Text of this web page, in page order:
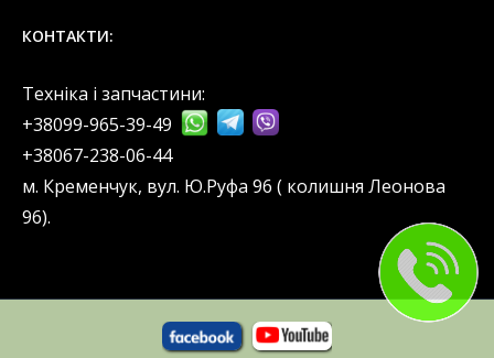
КОНТАКТИ:
Техніка і запчастини:
+38099-965-39-49
‎+38067-238-06-44
м. Кременчук, вул. Ю.Руфа 96 ( колишня Леонова
96).